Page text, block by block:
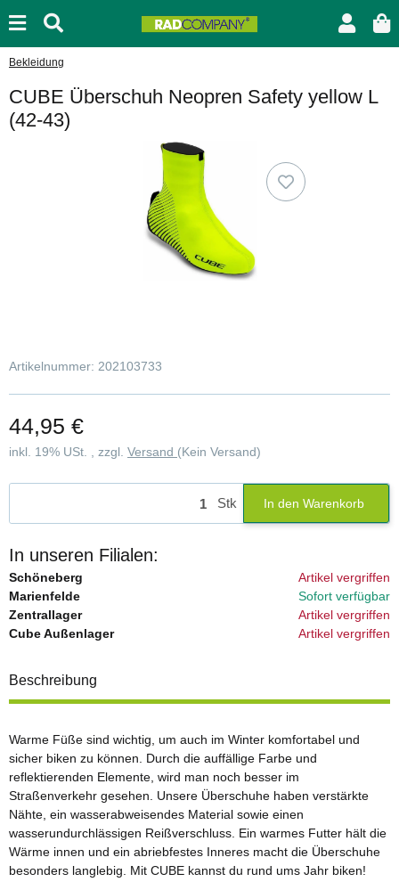
Bekleidung
CUBE Überschuh Neopren Safety yellow L
(42-43)
Artikelnummer: 202103733
44,95 €
inkl. 19% USt. , zzgl. Versand (Kein Versand)
Stk In den Warenkorb
In unseren Filialen:
Schöneberg
Artikel vergriffen
Marienfelde
Sofort verfügbar
Zentrallager
Artikel vergriffen
Cube Außenlager
Artikel vergriffen
Beschreibung
Warme Füße sind wichtig, um auch im Winter komfortabel und
sicher biken zu können. Durch die auffällige Farbe und
reflektierenden Elemente, wird man noch besser im
Straßenverkehr gesehen. Unsere Überschuhe haben verstärkte
Nähte, ein wasserabweisendes Material sowie einen
wasserundurchlässigen Reißverschluss. Ein warmes Futter hält die
Wärme innen und ein abriebfestes Inneres macht die Überschuhe
besonders langlebig. Mit CUBE kannst du rund ums Jahr biken!